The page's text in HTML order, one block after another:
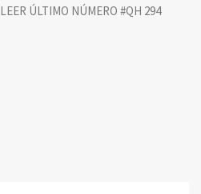
LEER ÚLTIMO NÚMERO #QH 294